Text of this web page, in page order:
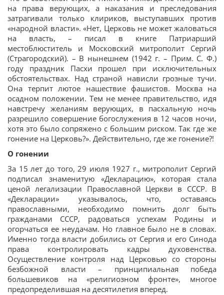
на права верующих, а наказания и преследования
затрагивали только клириков, выступавших против
«народной власти». «Нет, Церковь не может жаловаться
на власть, – писал в книге Патриарший
местоблюститель и Московский митрополит Сергий
(Страгородский). – В нынешнем (1942 г. – Прим. С. Ф.)
году праздник Пасхи прошел при исключительных
обстоятельствах. Над страной нависли грозные тучи.
Она терпит лютое нашествие фашистов. Москва на
осадном положении. Тем не менее правительство, идя
навстречу желаниям верующих, в пасхальную ночь
разрешило совершение богослужения в 12 часов ночи,
хотя это было сопряжено с большим риском. Так где же
гонение на Церковь?». Действительно, где же гонение?!
О гонении
За 15 лет до того, 29 июля 1927 г., митрополит Сергий
подписал знаменитую «Декларацию», которая стала
ценой легализации Православной Церкви в СССР. В
«Декларации» указывалось, что, оставаясь
православными, необходимо помнить долг быть
гражданами СССР, радоваться успехам Родины и
огорчаться ее неудачам. Но главное было не в словах.
Именно тогда власти добились от Сергия и его Синода
права контролировать кадры духовенства.
Осуществление контроля над Церковью со стороны
безбожной власти – принципиальная победа
большевиков на «религиозном фронте», многое
предопределившая на десятилетия вперед.